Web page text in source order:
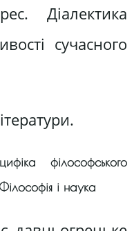
Діалектика
сучасного
філософського
і наука